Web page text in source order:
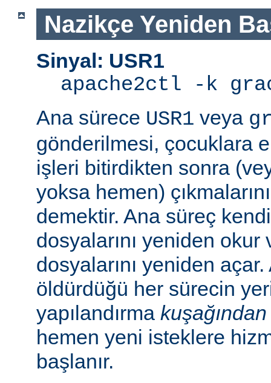
Nazikçe Yeniden
Sinyal: USR1
apache2ctl -k
Ana sürece USR1 veya
gönderilmesi, çocuklara
işleri bitirdikten sonra
yoksa hemen)
demektir. Ana süreç
dosyalarını yeniden
dosyalarını yeniden
öldürdüğü her sürecin
yapılandırma kuşağından
hemen yeni isteklere
başlanır.